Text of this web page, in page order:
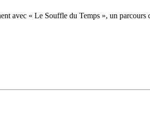
avec « Le Souffle du Temps », un parcours